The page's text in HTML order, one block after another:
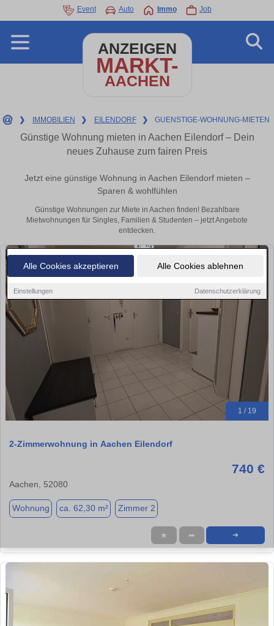
Alle Cookies akzeptieren Alle Cookies ablehnen
Einstellungen Datenschutzerklärung
Event Auto Immo Job
ANZEIGEN
MARKT-
AACHEN
❯ IMMOBILIEN ❯ EILENDORF ❯ GUENSTIGE-WOHNUNG-MIETEN
Günstige Wohnung mieten in Aachen Eilendorf – Dein
neues Zuhause zum fairen Preis
Jetzt eine günstige Wohnung in Aachen Eilendorf mieten –
Sparen & wohlfühlen
Günstige Wohnungen zur Miete in Aachen finden! Bezahlbare
Mietwohnungen für Singles, Familien & Studenten – jetzt Angebote
entdecken.
1 / 19
2-Zimmerwohnung in Aachen Eilendorf
740 €
Aachen, 52080
Wohnung ca. 62,30 m² Zimmer 2
★ ➦ ➜